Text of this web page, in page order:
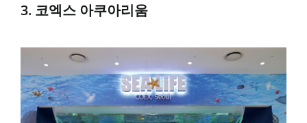
3. 코엑스 아쿠아리움